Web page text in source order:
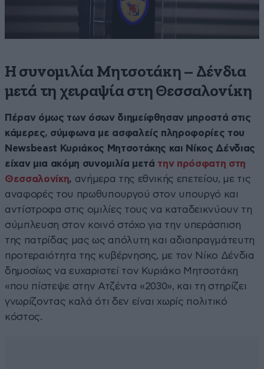
Η συνομιλία Μητσοτάκη – Δένδια
μετά τη χειραψία στη Θεσσαλονίκη
Πέραν όμως των όσων διημείφθησαν μπροστά στις
κάμερες, σύμφωνα με ασφαλείς πληροφορίες του
Νewsbeast Κυριάκος Μητσοτάκης και Νίκος Δένδιας
είχαν μια ακόμη συνομιλία μετά την πρόσφατη στη
Θεσσαλονίκη, ανήμερα της εθνικής επετείου, με τις
αναφορές του πρωθυπουργού στον υπουργό και
αντίστροφα στις ομιλίες τους να καταδεικνύουν τη
σύμπλευση στον κοινό στόχο για την υπεράσπιση
της πατρίδας μας ως απόλυτη και αδιαπραγμάτευτη
προτεραιότητα της κυβέρνησης, με τον Νίκο Δένδια
δημοσίως να ευχαριστεί τον Κυριάκο Μητσοτάκη
«που πίστεψε στην Ατζέντα «2030», και τη στηρίζει
γνωρίζοντας καλά ότι δεν είναι χωρίς πολιτικό
κόστος.